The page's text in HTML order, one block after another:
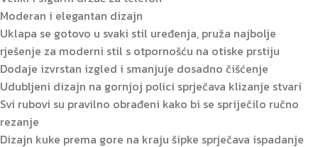
Moderan i elegantan dizajn
Uklapa se gotovo u svaki stil uređenja, pruža najbolje
rješenje za moderni stil s otpornošću na otiske prstiju
Dodaje izvrstan izgled i smanjuje dosadno čišćenje
Udubljeni dizajn na gornjoj polici sprječava klizanje stvari
Svi rubovi su pravilno obrađeni kako bi se spriječilo ručno
rezanje
Dizajn kuke prema gore na kraju šipke sprječava ispadanje